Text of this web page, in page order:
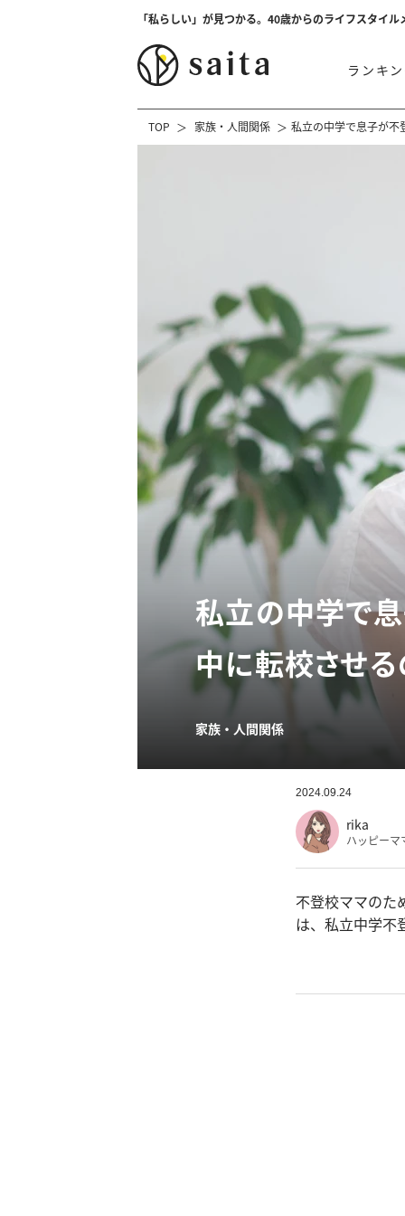
「私らしい」が見つかる。40歳からのライフスタイル
ランキ
TOP 家族・人間関係 私立の中学で息子が不
私立の中学で
中に転校させ
家族・人間関係
2024.09.24
rika
ハッピーマ
不登校ママのた
は、私立中学不